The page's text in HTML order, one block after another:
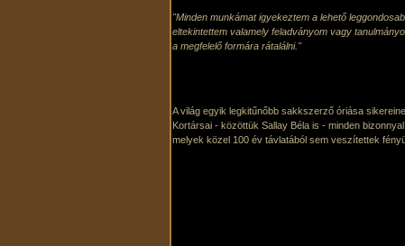
"Minden munkámat igyekeztem a lehető
eltekintettem valamely feladványom vagy
a megfelelő formára rátalálni."
A világ egyik legkitűnőbb sakkszerző óriása
Kortársai - közöttük Sallay Béla is - minden
melyek közel 100 év távlatából sem veszítettek